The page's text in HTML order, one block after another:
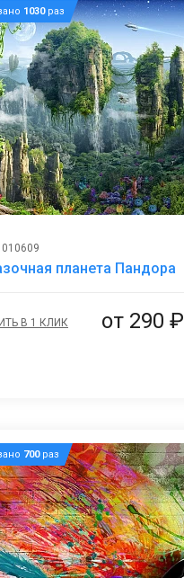
1030раз
010609
планета Пандора
В 1 КЛИК от290 ₽
700раз